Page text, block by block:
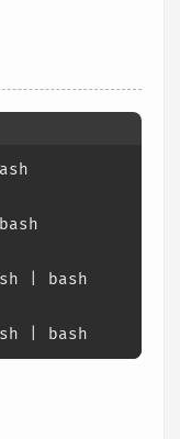
| bash
| bash